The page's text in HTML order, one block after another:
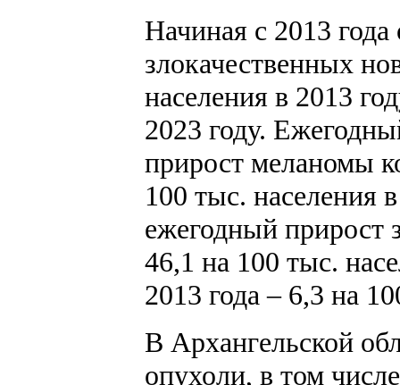
Начиная с 2013
злокачественных
населения в 2013
2023 году.
прирост меланомы
100 тыс. населения
ежегодный прирост
46,1 на 100 тыс.
2013 года – 6,3 на
В Архангельской
опухоли, в том